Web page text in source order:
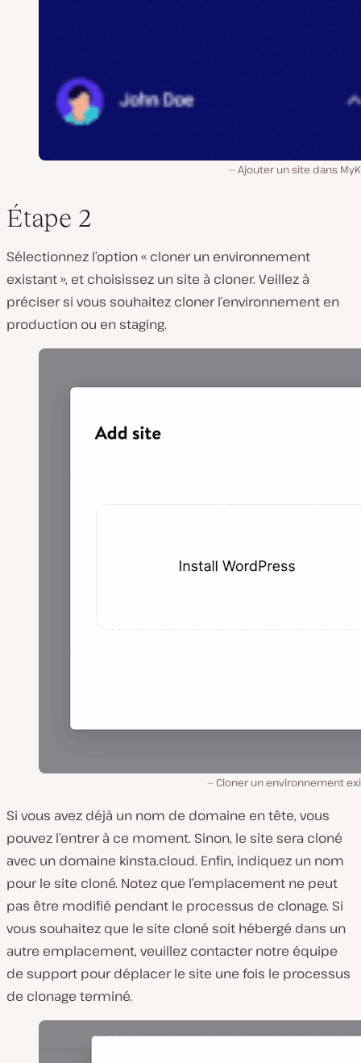
Ajouter un site dans
Étape 2
Sélectionnez l’option « cloner un environnement
existant », et choisissez un site à cloner. Veillez à
préciser si vous souhaitez cloner l’environnement en
production ou en staging.
Cloner un environnement
Si vous avez déjà un nom de domaine en tête, vous
pouvez l’entrer à ce moment. Sinon, le site sera cloné
avec un domaine kinsta.cloud. Enfin, indiquez un nom
pour le site cloné. Notez que l’emplacement ne peut
pas être modifié pendant le processus de clonage. Si
vous souhaitez que le site cloné soit hébergé dans un
autre emplacement, veuillez contacter notre équipe
de support pour déplacer le site une fois le processus
de clonage terminé.